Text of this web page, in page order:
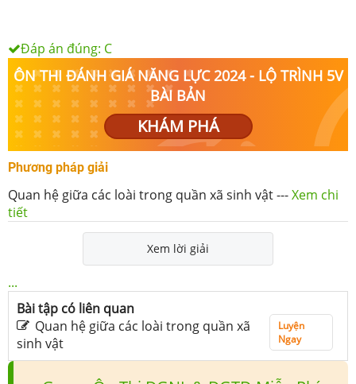
Đáp án đúng: C
ÔN THI ĐÁNH GIÁ NĂNG LỰC 2024 - LỘ TRÌNH 5V
BÀI BẢN
KHÁM PHÁ
Phương pháp giải
Quan hệ giữa các loài trong quần xã sinh vật---Xem chi
tiết
Xem lời giải
...
Bài tập có liên quan
Quan hệ giữa các loài trong quần xã
sinh vật
Luyện
Ngay